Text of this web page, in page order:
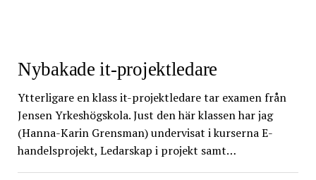
Nybakade it-projektledare
Ytterligare en klass it-projektledare tar examen från
Jensen Yrkeshögskola. Just den här klassen har jag
(Hanna-Karin Grensman) undervisat i kurserna E-
handelsprojekt, Ledarskap i projekt samt…